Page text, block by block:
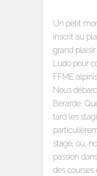
Un petit
inscrit au
grand plaisir
Ludo pour
FFME
Nous
Bérarde.
tard les
stage, où,
passion
des